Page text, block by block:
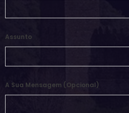
Assunto
A Sua Mensagem (opcional)